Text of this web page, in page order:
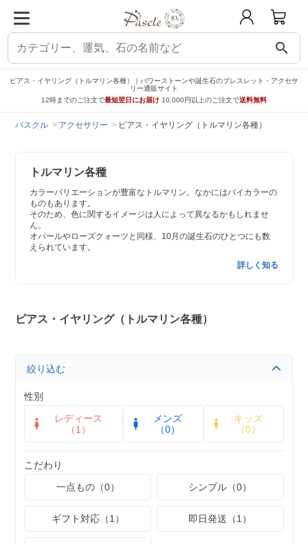
search
ピアス・イヤリング（トルマリン各種）｜パワーストーンや誕生石のブレスレット・アクセサ
リー通販サイト
12時までのご注文で最短翌日にお届け 10,000円以上のご注文で送料無料
パスクル アクセサリー ピアス・イヤリング（トルマリン各種）
トルマリン各種
カラーバリエーションが豊富なトルマリン。なかにはバイカラーの
ものもあります。
そのため、色に関するイメージは人によって異なるかもしれませ
ん。
オパールやローズクォーツと同様、10月の誕生石のひとつにも数
えられています。
詳しく知る
ピアス・イヤリング（トルマリン各種）
絞り込む
性別
レディース
（1）
メンズ
（0）
キッズ
（0）
こだわり
一点もの（0）
シンプル（0）
ギフト対応（1） 即日発送（1）